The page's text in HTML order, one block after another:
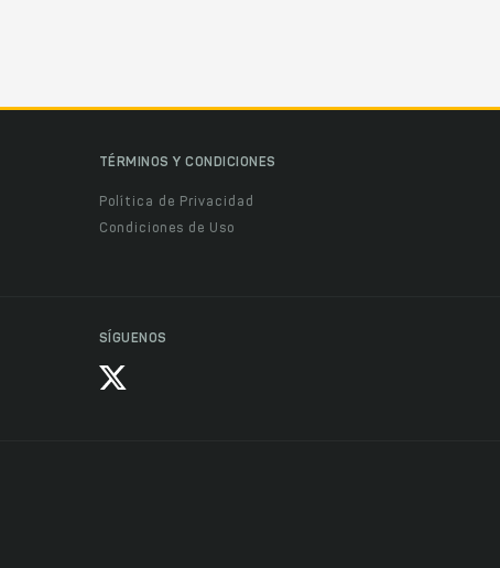
TÉRMINOS Y CONDICIONES
Política de Privacidad
Condiciones de Uso
SÍGUENOS